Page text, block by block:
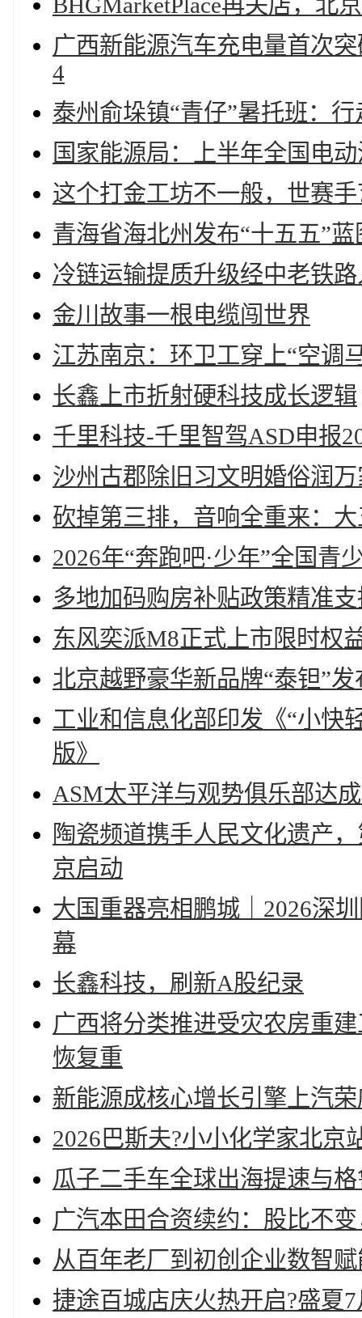
广西新能源汽车充电量首次
4
泰州俞垛镇“青仔”暑托班：
国家能源局：上半年全国电
这个打金工坊不一般，世赛
青海省海北州发布“十五五”
冷链运输提质升级经中老铁
金川故事一根电缆闯世界
江苏南京：环卫工穿上“空调
长鑫上市折射硬科技成长逻辑
千里科技-千里智驾ASD申报
沙州古郡除旧习文明婚俗润
砍掉第三排，音响全重来：
2026年“奔跑吧·少年”全国青
多地加码购房补贴政策精准
东风奕派M8正式上市限时权
北京越野豪华新品牌“泰钽”
工业和信息化部印发《“小快
版》
ASM太平洋与观势俱乐部达
陶瓷频道携手人民文化遗产
京启动
大国重器亮相鹏城｜2026深
幕
长鑫科技，刷新A股纪录
广西将分类推进受灾农房重
恢复重
新能源成核心增长引擎上汽
2026巴斯夫?小小化学家北京
瓜子二手车全球出海提速与
广汽本田合资续约：股比不
从百年老厂到初创企业数智
捷途百城店庆火热开启?盛夏